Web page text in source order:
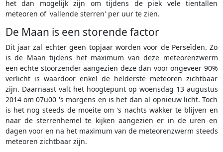
het dan mogelijk zijn om tijdens de piek vele tientallen
meteoren of 'vallende sterren' per uur te zien.
De Maan is een storende factor
Dit jaar zal echter geen topjaar worden voor de Perseïden. Zo
is de Maan tijdens het maximum van deze meteorenzwerm
een echte stoorzender aangezien deze dan voor ongeveer 90%
verlicht is waardoor enkel de helderste meteoren zichtbaar
zijn. Daarnaast valt het hoogtepunt op woensdag 13 augustus
2014 om 07u00 's morgens en is het dan al opnieuw licht. Toch
is het nog steeds de moeite om 's nachts wakker te blijven en
naar de sterrenhemel te kijken aangezien er in de uren en
dagen voor en na het maximum van de meteorenzwerm steeds
meteoren zichtbaar zijn.